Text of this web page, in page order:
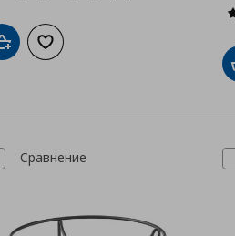
Добави в кошницата
Добави към списъка с любими
Сравнение